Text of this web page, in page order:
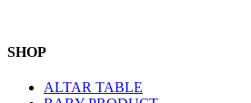
SHOP
ALTAR TABLE